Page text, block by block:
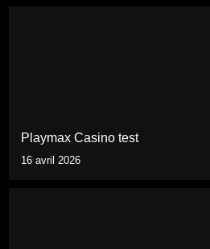
Playmax Casino test
16 avril 2026